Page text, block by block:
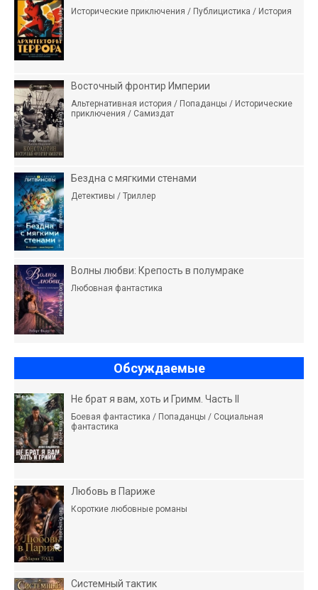
Исторические приключения / Публицистика / История
Восточный фронтир Империи
Альтернативная история / Попаданцы / Исторические
приключения / Самиздат
Бездна с мягкими стенами
Детективы / Триллер
Волны любви: Крепость в полумраке
Любовная фантастика
Обсуждаемые
Не брат я вам, хоть и Гримм. Часть II
Боевая фантастика / Попаданцы / Социальная
фантастика
Любовь в Париже
Короткие любовные романы
Системный тактик